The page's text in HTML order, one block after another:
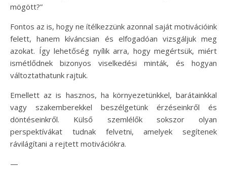
mögött?”
Fontos az is, hogy ne ítélkezzünk azonnal saját motivációink
felett, hanem kíváncsian és elfogadóan vizsgáljuk meg
azokat. Így lehetőség nyílik arra, hogy megértsük, miért
ismétlődnek bizonyos viselkedési minták, és hogyan
változtathatunk rajtuk.
Emellett az is hasznos, ha környezetünkkel, barátainkkal
vagy szakemberekkel beszélgetünk érzéseinkről és
döntéseinkről. Külső szemlélők sokszor olyan
perspektívákat tudnak felvetni, amelyek segítenek
rávilágítani a rejtett motivációkra.
—